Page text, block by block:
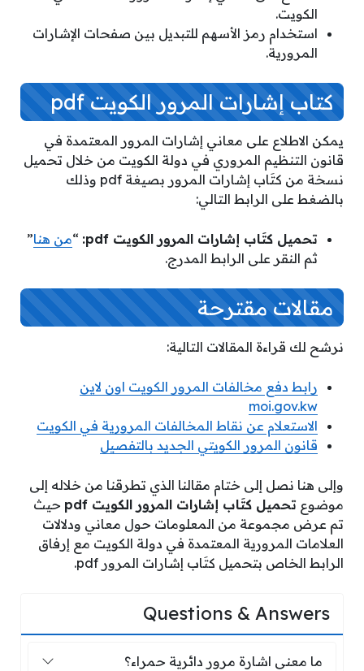
الكويت.
استخدام رمز الأسهم للتبديل بين صفحات الإشارات
المرورية.
كتاب إشارات المرور الكويت pdf
يمكن الاطلاع على معاني إشارات المرور المعتمدة في
قانون التنظيم المروري في دولة الكويت من خلال تحميل
نسخة من كتَاب إشارات المرور بصيغة pdf وذلك
بالضغط على الرابط التالي:
تحميل كتَاب إشارات المرور الكويت pdf: “من هنا”
ثم النقر على الرابط المدرج.
مقالات مقترحة
نرشح لك قراءة المقالات التالية:
رابط دفع مخالفات المرور الكويت اون لاين
moi.gov.kw
الاستعلام عن نقاط المخالفات المرورية في الكويت
قانون المرور الكويتي الجديد بالتفصيل
وإلى هنا نصل إلى ختام مقالنا الذي تطرقنا من خلاله إلى
موضوع تحميل كتَاب إشارات المرور الكويت pdf
حيث
تم عرض مجموعة من المعلومات حول معاني ودلالات
العلامات المرورية المعتمدة في دولة الكويت مع إرفاق
الرابط الخاص بتحميل كتَاب إشارات المرور pdf.
Questions & Answers
ما معنى اشارة مرور دائرية حمراء؟
ما معنى اشارة مرور دائرية حمراء؟